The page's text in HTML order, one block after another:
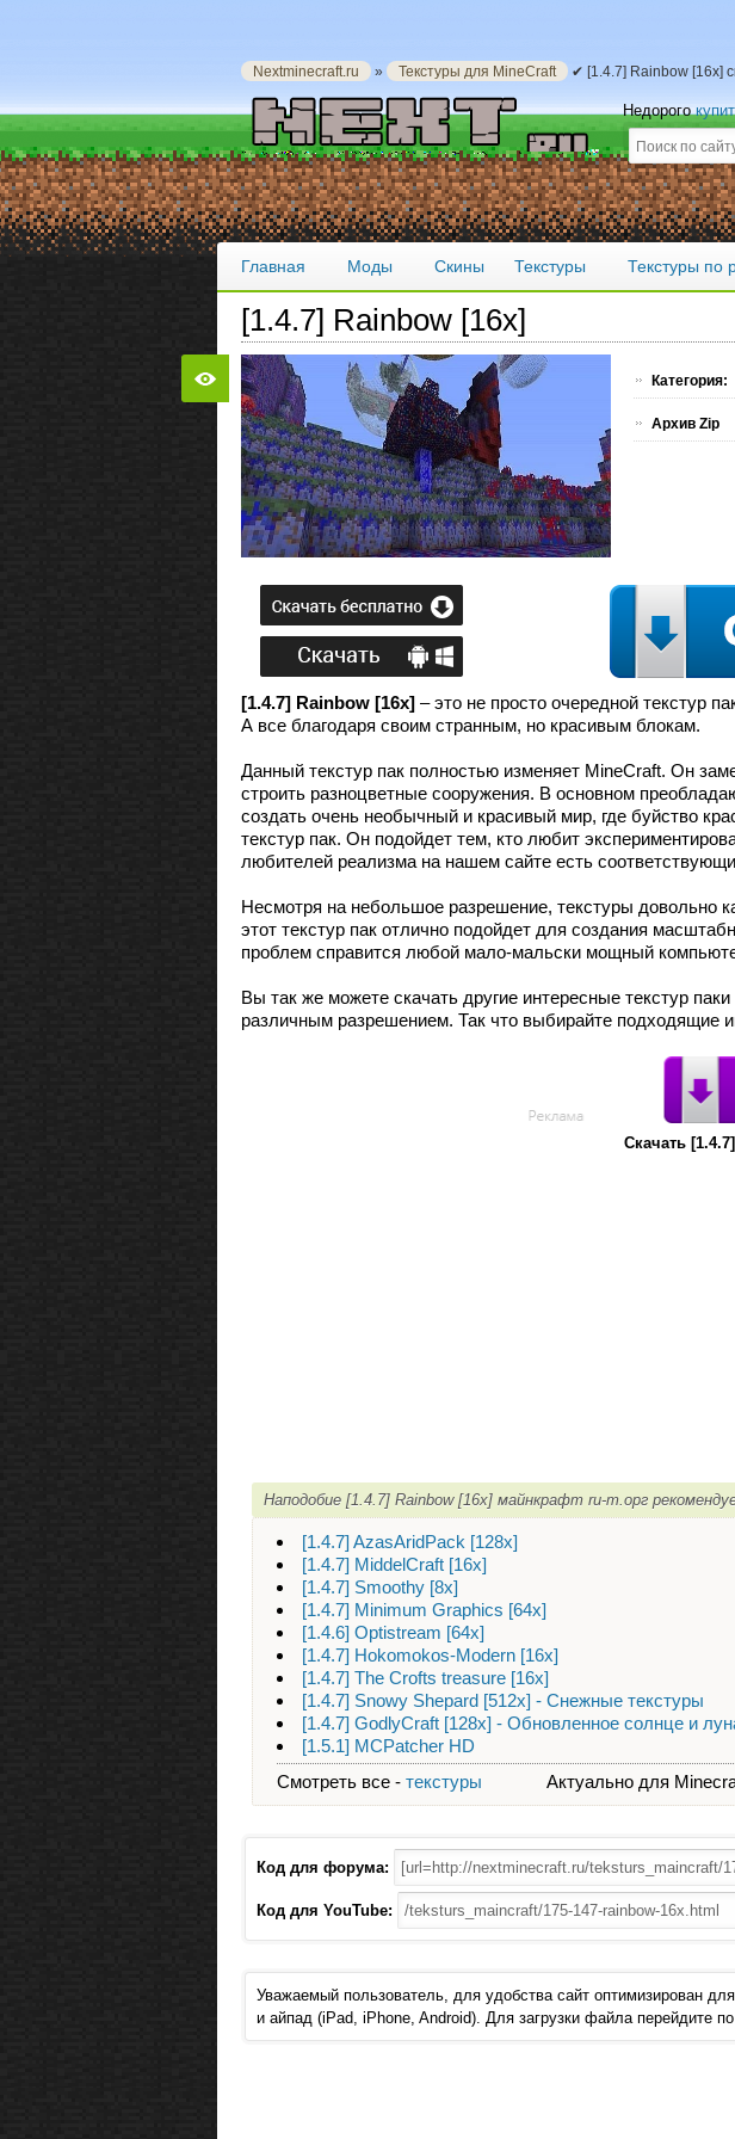
Nextminecraft.ru » Текстуры для MineCraft ✔ [1.4.7] Rainbow [16x]
Недорого
Главная Моды Скины Текстуры Текстуры по
[1.4.7] Rainbow [16x]
Категория:
Архив Zip
[1.4.7] Rainbow [16x] – это не просто очередной текстур
А все благодаря своим странным, но красивым блокам.
Данный текстур пак полностью изменяет MineCraft. Он
строить разноцветные сооружения. В основном
создать очень необычный и красивый мир, где буйство
текстур пак. Он подойдет тем, кто любит
любителей реализма на нашем сайте есть
Несмотря на небольшое разрешение, текстуры довольно
этот текстур пак отлично подойдет для создания
проблем справится любой мало-мальски мощный
Вы так же можете скачать другие интересные текстур
различным разрешением. Так что выбирайте подходящие
Скачать
Наподобие [1.4.7] Rainbow [16x] майнкрафт ru-m.орг
[1.4.7] AzasAridPack [128x]
[1.4.7] MiddelCraft [16x]
[1.4.7] Smoothy [8x]
[1.4.7] Minimum Graphics [64x]
[1.4.6] Optistream [64x]
[1.4.7] Hokomokos-Modern [16x]
[1.4.7] The Crofts treasure [16x]
[1.4.7] Snowy Shepard [512x] - Снежные текстуры
[1.4.7] GodlyCraft [128x] - Обновленное солнце и
[1.5.1] MCPatcher HD
Смотреть все - текстуры Актуально для
Код для форума:
Код для YouTube:
Уважаемый пользователь, для удобства сайт оптимизирован
и айпад (iPad, iPhone, Android). Для загрузки файла перейдите